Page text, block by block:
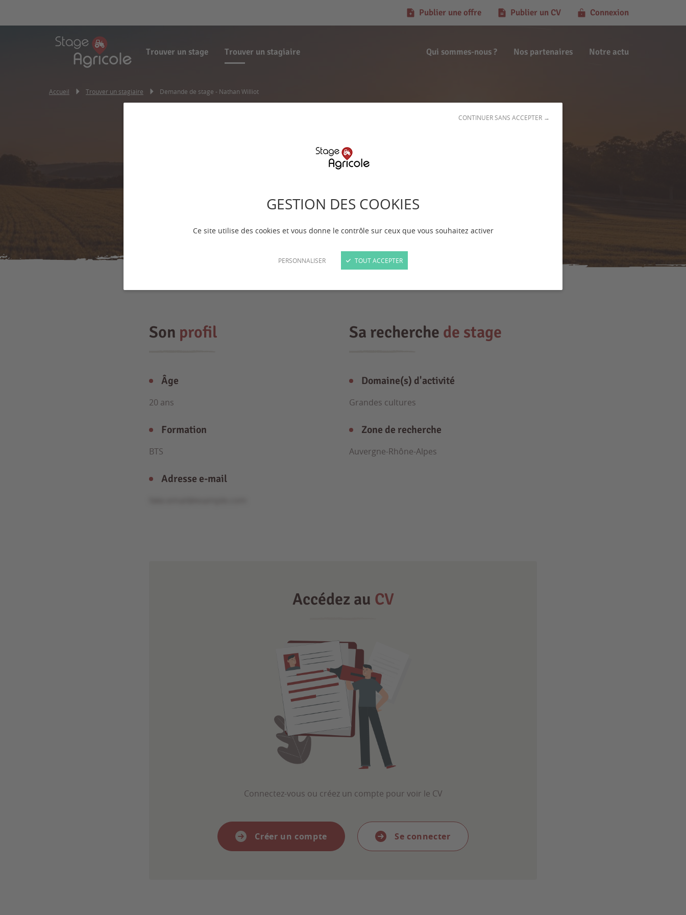
GESTION DES COOKIES
Ce site utilise des cookies et vous donne le contrôle sur ceux que vous souhaitez activer
PERSONNALISER
CONTINUER SANS ACCEPTER →
TOUT ACCEPTER
Trouver un stage Trouver un stagiaire Qui sommes-nous ? Nos partenaires Notre actu
Publier une offre Publier un CV Connexion
Accueil Trouver un stagiaire Demande de stage - Nathan Williot
Demande de stage
Son profil
Âge
20 ans
Formation
BTS
Adresse e-mail
Sa recherche de stage
Domaine(s) d'activité
Grandes cultures
Zone de recherche
Auvergne-Rhône-Alpes
Accédez au CV
Connectez-vous ou créez un compte pour voir le CV
Créer un compte Se connecter